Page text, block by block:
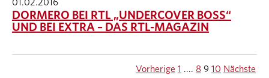
01.02.2016
DORMERO BEI RTL „UNDERCOVER BOSS“
UND BEI EXTRA – DAS RTL-MAGAZIN
Vorherige 1 .... 8 9 10 Nächste